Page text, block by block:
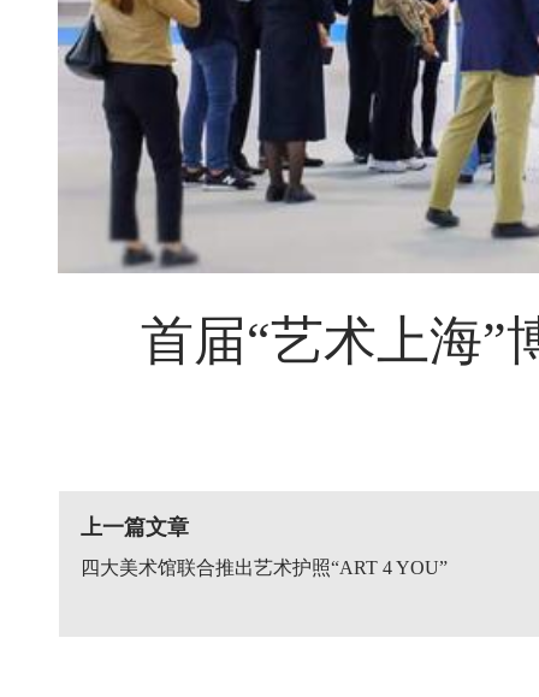
首届“艺术上海”
上一篇文章
四大美术馆联合推出艺术护照“ART 4 YOU”